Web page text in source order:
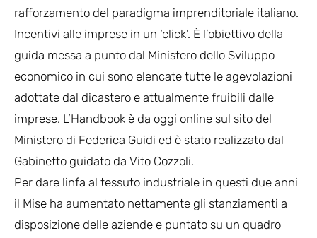
rafforzamento del paradigma imprenditoriale italiano.
Incentivi alle imprese in un ‘click’. È l’obiettivo della
guida messa a punto dal Ministero dello Sviluppo
economico in cui sono elencate tutte le agevolazioni
adottate dal dicastero e attualmente fruibili dalle
imprese. L’Handbook è da oggi online sul sito del
Ministero di Federica Guidi ed è stato realizzato dal
Gabinetto guidato da Vito Cozzoli.
Per dare linfa al tessuto industriale in questi due anni
il Mise ha aumentato nettamente gli stanziamenti a
disposizione delle aziende e puntato su un quadro